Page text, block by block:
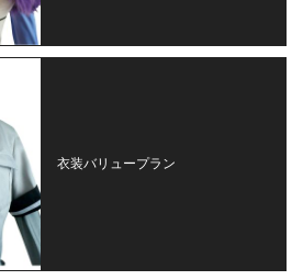
衣装バリュープラン